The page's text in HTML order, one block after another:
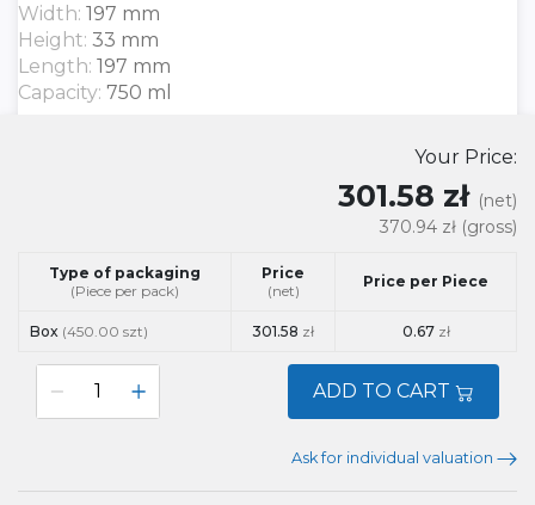
Width: 197 mm
Height: 33 mm
Length: 197 mm
Capacity: 750 ml
Your Price:
301.58 zł (net)
370.94 zł (gross)
Type of packaging
(Piece per pack)
Price
(net)
Price per Piece
Box (450.00 szt) 301.58 zł 0.67 zł
ADD TO CART
Ask for individual valuation